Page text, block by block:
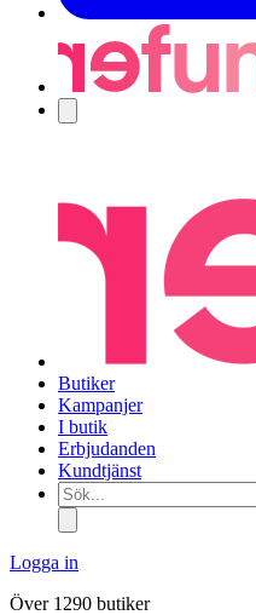
Butiker
Kampanjer
I butik
Erbjudanden
Kundtjänst
Sök...
Logga in
Över 1290 butiker